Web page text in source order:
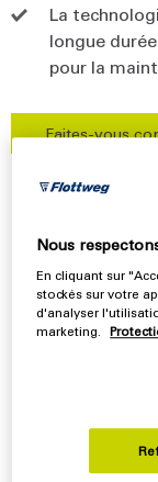
La
longue
pour la
Faites-vous
La
Flottweg
pour
Les décanteurs
multiples dans
Nous
En cliquant sur
stockés sur votre
d'analyser
marketing.